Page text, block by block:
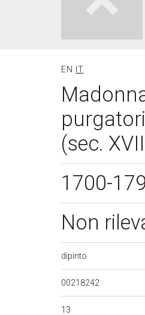
EN IT
(sec.
1700-
Non
dipinto
00218242
13